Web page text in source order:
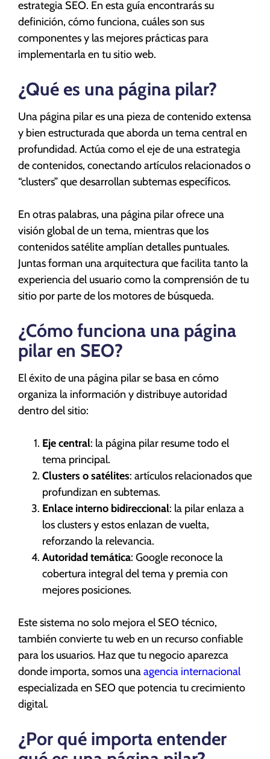
estrategia SEO. En esta guía encontrarás su
definición, cómo funciona, cuáles son sus
componentes y las mejores prácticas para
implementarla en tu sitio web.
¿Qué es una página pilar?
Una página pilar es una pieza de contenido extensa
y bien estructurada que aborda un tema central en
profundidad. Actúa como el eje de una estrategia
de contenidos, conectando artículos relacionados o
“clusters” que desarrollan subtemas específicos.
En otras palabras, una página pilar ofrece una
visión global de un tema, mientras que los
contenidos satélite amplían detalles puntuales.
Juntas forman una arquitectura que facilita tanto la
experiencia del usuario como la comprensión de tu
sitio por parte de los motores de búsqueda.
¿Cómo funciona una página
pilar en SEO?
El éxito de una página pilar se basa en cómo
organiza la información y distribuye autoridad
dentro del sitio:
Eje central: la página pilar resume todo el
tema principal.
Clusters o satélites: artículos relacionados que
profundizan en subtemas.
Enlace interno bidireccional: la pilar enlaza a
los clusters y estos enlazan de vuelta,
reforzando la relevancia.
Autoridad temática: Google reconoce la
cobertura integral del tema y premia con
mejores posiciones.
Este sistema no solo mejora el SEO técnico,
también convierte tu web en un recurso confiable
para los usuarios. Haz que tu negocio aparezca
donde importa, somos unaagencia internacional
especializada en SEO que potencia tu crecimiento
digital.
¿Por qué importa entender